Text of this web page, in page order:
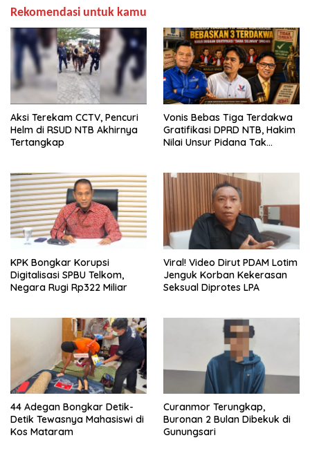
Rekomendasi untuk kamu
Aksi Terekam CCTV, Pencuri
Helm di RSUD NTB Akhirnya
Tertangkap
Vonis Bebas Tiga Terdakwa
Gratifikasi DPRD NTB, Hakim
Nilai Unsur Pidana Tak
KPK Bongkar Korupsi
Digitalisasi SPBU Telkom,
Negara Rugi Rp322 Miliar
Viral! Video Dirut PDAM Lotim
Jenguk Korban Kekerasan
Seksual Diprotes LPA
44 Adegan Bongkar Detik-
Detik Tewasnya Mahasiswi di
Kos Mataram
Curanmor Terungkap,
Buronan 2 Bulan Dibekuk di
Gunungsari